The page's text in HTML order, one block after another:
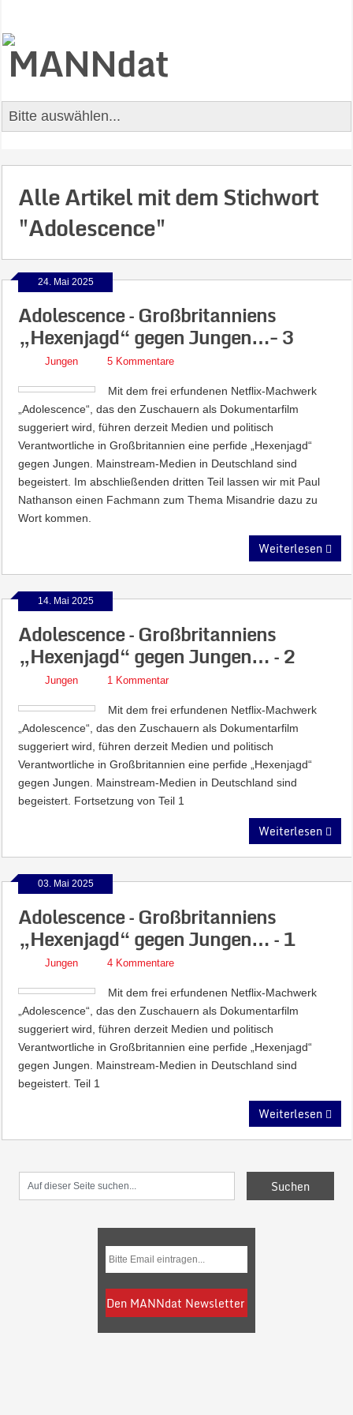
Alle Artikel mit dem Stichwort
"Adolescence"
24. Mai 2025
Adolescence – Großbritanniens
„Hexenjagd“ gegen Jungen…- 3
Jungen 5 Kommentare
Mit dem frei erfundenen Netflix-Machwerk
„Adolescence“, das den Zuschauern als Dokumentarfilm
suggeriert wird, führen derzeit Medien und politisch
Verantwortliche in Großbritannien eine perfide „Hexenjagd“
gegen Jungen. Mainstream-Medien in Deutschland sind
begeistert. Im abschließenden dritten Teil lassen wir mit Paul
Nathanson einen Fachmann zum Thema Misandrie dazu zu
Wort kommen.
Weiterlesen
14. Mai 2025
Adolescence – Großbritanniens
„Hexenjagd“ gegen Jungen… – 2
Jungen 1 Kommentar
Mit dem frei erfundenen Netflix-Machwerk
„Adolescence“, das den Zuschauern als Dokumentarfilm
suggeriert wird, führen derzeit Medien und politisch
Verantwortliche in Großbritannien eine perfide „Hexenjagd“
gegen Jungen. Mainstream-Medien in Deutschland sind
begeistert. Fortsetzung von Teil 1
Weiterlesen
03. Mai 2025
Adolescence – Großbritanniens
„Hexenjagd“ gegen Jungen… – 1
Jungen 4 Kommentare
Mit dem frei erfundenen Netflix-Machwerk
„Adolescence“, das den Zuschauern als Dokumentarfilm
suggeriert wird, führen derzeit Medien und politisch
Verantwortliche in Großbritannien eine perfide „Hexenjagd“
gegen Jungen. Mainstream-Medien in Deutschland sind
begeistert. Teil 1
Weiterlesen